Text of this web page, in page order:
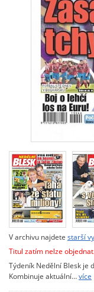
V archivu najdete starší
Titul zatím nelze
Týdeník Nedělní Blesk je
Kombinuje aktuální…více